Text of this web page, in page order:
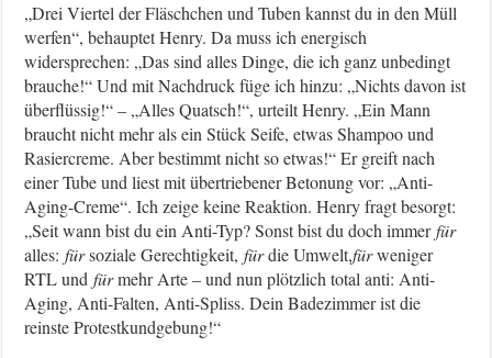
„Drei Viertel der Fläschchen und Tuben kannst du in den Müll
werfen“, behauptet Henry. Da muss ich energisch
widersprechen: „Das sind alles Dinge, die ich ganz unbedingt
brauche!“ Und mit Nachdruck füge ich hinzu: „Nichts davon ist
überflüssig!“ – „Alles Quatsch!“, urteilt Henry. „Ein Mann
braucht nicht mehr als ein Stück Seife, etwas Shampoo und
Rasiercreme. Aber bestimmt nicht so etwas!“ Er greift nach
einer Tube und liest mit übertriebener Betonung vor: „Anti-
Aging-Creme“. Ich zeige keine Reaktion. Henry fragt besorgt:
„Seit wann bist du ein Anti-Typ? Sonst bist du doch immerfür
alles:fürsoziale Gerechtigkeit,fürdie Umwelt,fürweniger
RTL undfürmehr Arte – und nun plötzlich total anti: Anti-
Aging, Anti-Falten, Anti-Spliss. Dein Badezimmer ist die
reinste Protestkundgebung!“